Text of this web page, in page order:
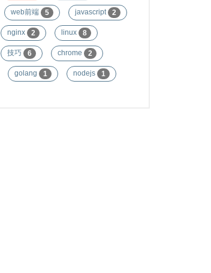
web前端 5 javascript 2
nginx 2 linux 8
技巧 6 chrome 2
golang 1 nodejs 1